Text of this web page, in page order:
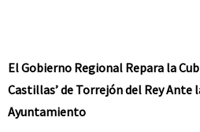
El Gobierno Regional Repara la
Castillas’ de Torrejón del Rey Ante
Ayuntamiento